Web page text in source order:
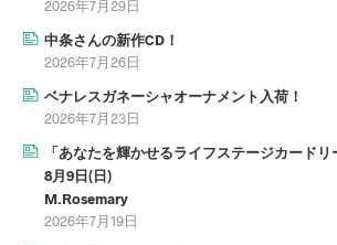
2026年7月29日
中条さんの新作CD！
2026年7月26日
ベナレスガネーシャオーナメント入荷！
2026年7月23日
「あなたを輝かせるライフステージカードリ
8月9日(日)
M.Rosemary
2026年7月19日